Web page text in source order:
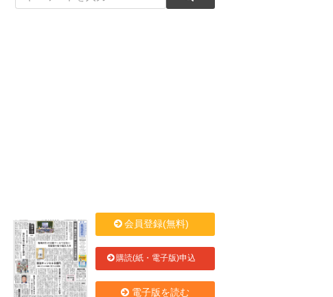
会員登録(無料)
購読(紙・電子版)申込
電子版を読む